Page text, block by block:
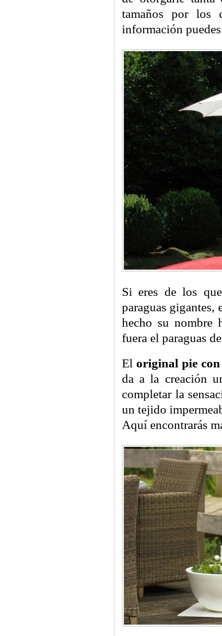
tamaños por los
información
Si eres de los
paraguas gigantes,
hecho su nombre
fuera el paraguas
El original pie
da a la creación
completar la
un tejido
Aquí encontrarás